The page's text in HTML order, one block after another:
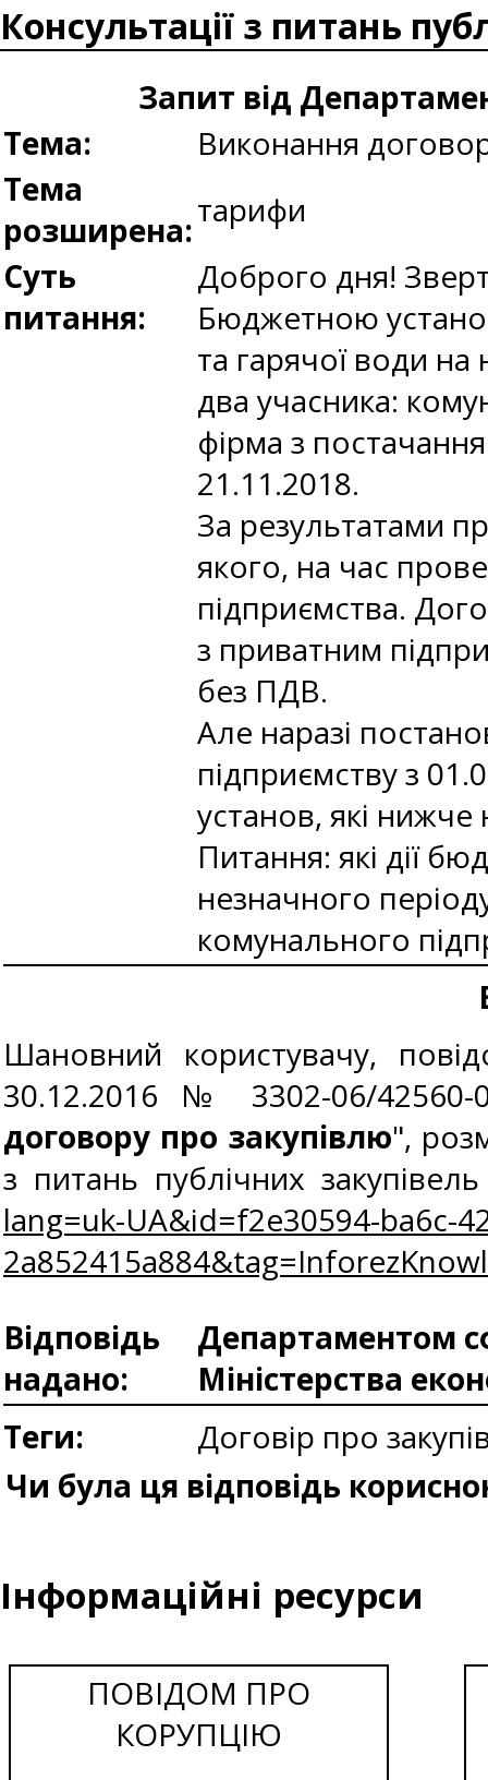
Консультації з питань
Запит від
Тема:
Виконання
Тема
розширена:тарифи
Суть
питання:
Доброго дня!
Бюджетною
та гарячої води на
два учасника:
фірма з
21.11.2018.
За результатами
якого, на час
підприємства.
з приватним
без ПДВ.
Але наразі
підприємству з
установ, які
Питання: які дії
незначного
комунального
Шановний користувачу,
30.12.2016 № 3302-06/
договору про закупівлю",
з питань публічних
lang=uk-UA&id=f2e30594-ba6c-
Відповідь
надано:
Департаментом
Міністерства
Теги:
Договір про
Чи була ця відповідь
Інформаційні ресурси
ПОВІДОМ ПРО
КОРУПЦІЮ